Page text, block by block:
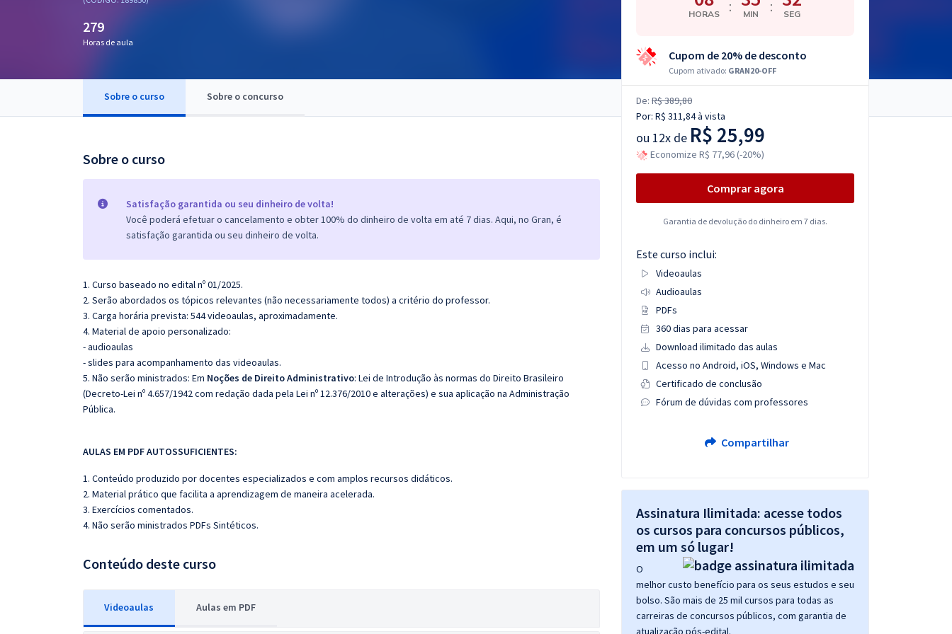
OAB
279
Horas de aula
Sobre o curso Sobre o concurso
Sobre o curso
Satisfação garantida ou seu dinheiro de volta!
Você poderá efetuar o cancelamento e obter 100% do dinheiro de volta em até 7 dias. Aqui, no Gran, é
satisfação garantida ou seu dinheiro de volta.
1. Curso baseado no edital nº 01/2025.
2. Serão abordados os tópicos relevantes (não necessariamente todos) a critério do professor.
3. Carga horária prevista: 544 videoaulas, aproximadamente.
4. Material de apoio personalizado:
- audioaulas
- slides para acompanhamento das videoaulas.
5. Não serão ministrados: Em Noções de Direito Administrativo: Lei de Introdução às normas do Direito Brasileiro
(Decreto-Lei nº 4.657/1942 com redação dada pela Lei nº 12.376/2010 e alterações) e sua aplicação na Administração
Pública.
AULAS EM PDF AUTOSSUFICIENTES:
1. Conteúdo produzido por docentes especializados e com amplos recursos didáticos.
2. Material prático que facilita a aprendizagem de maneira acelerada.
3. Exercícios comentados.
4. Não serão ministrados PDFs Sintéticos.
Conteúdo deste curso
Videoaulas Aulas em PDF
HORAS : MIN : SEG
Cupom de 20% de desconto
Cupom ativado: GRAN20-OFF
De: R$ 389,80
Por: R$ 311,84à vista
ou 12x de R$ 25,99
Economize R$ 77,96 (-20%)
Comprar agora
Garantia de devolução do dinheiro em 7 dias.
Este curso inclui:
Videoaulas
Audioaulas
PDFs
360 dias para acessar
Download ilimitado das aulas
Acesso no Android, iOS, Windows e Mac
Certificado de conclusão
Fórum de dúvidas com professores
Compartilhar
Assinatura Ilimitada: acesse todos
os cursos para concursos públicos,
em um só lugar!
O
melhor custo benefício para os seus estudos e seu
bolso. São mais de 25 mil cursos para todas as
carreiras de concursos públicos, com garantia de
atualização pós-edital.